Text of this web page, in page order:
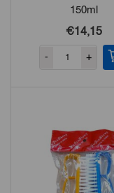
150ml
€14,15
- +